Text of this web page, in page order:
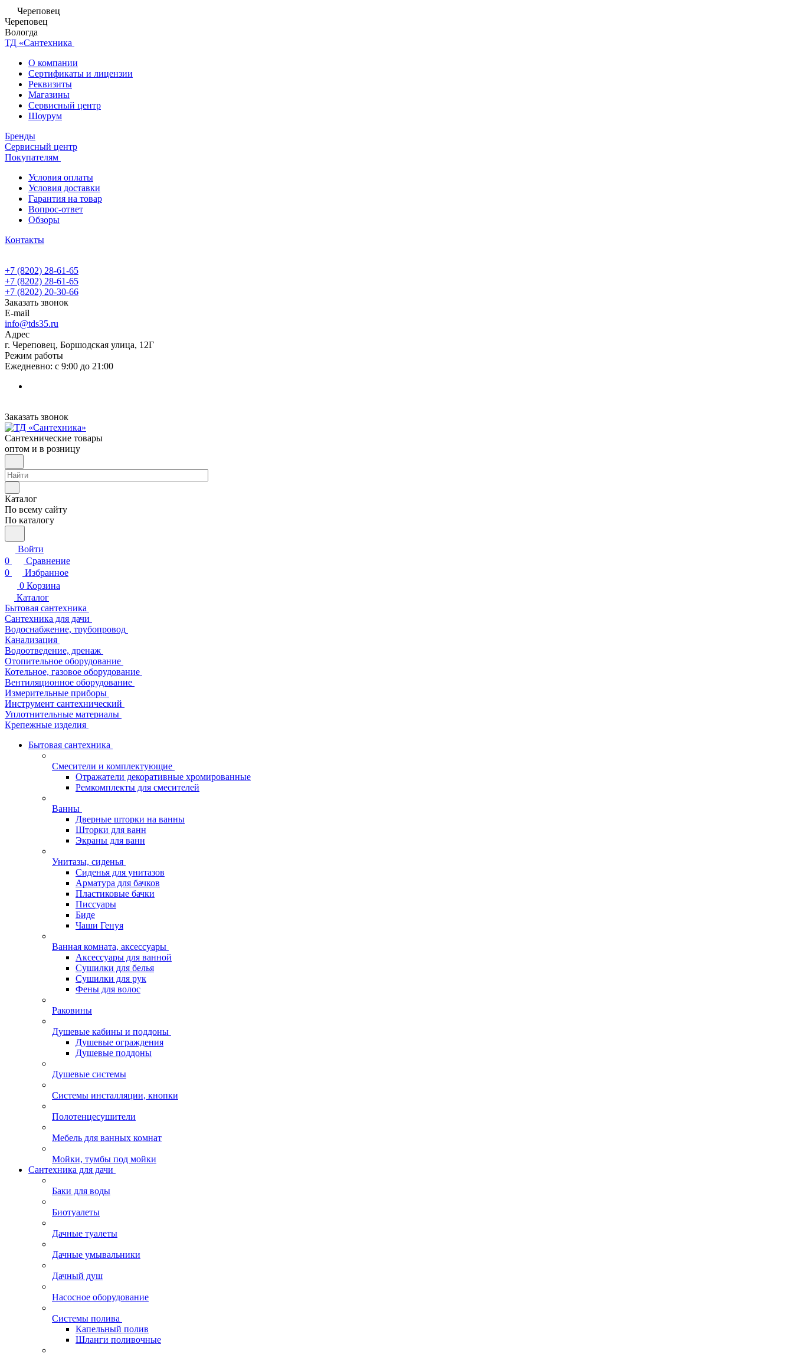
Череповец
Череповец
Вологда
ТД «Сантехника
О компании
Сертификаты и лицензии
Реквизиты
Магазины
Сервисный центр
Шоурум
Бренды
Сервисный центр
Покупателям
Условия оплаты
Условия доставки
Гарантия на товар
Вопрос-ответ
Обзоры
Контакты
+7 (8202) 28‑61-65
+7 (8202) 28‑61-65
+7 (8202) 20‑30-66
Заказать звонок
E-mail
info@tds35.ru
Адрес
г. Череповец, Боршодская улица, 12Г
Режим работы
Ежедневно: с 9:00 до 21:00
Заказать звонок
Сантехнические товары
оптом и в розницу
Каталог
По всему сайту
По каталогу
Войти
0
Сравнение
0
Избранное
0 Корзина
Каталог
Бытовая сантехника
Сантехника для дачи
Водоснабжение, трубопровод
Канализация
Водоотведение, дренаж
Отопительное оборудование
Котельное, газовое оборудование
Вентиляционное оборудование
Измерительные приборы
Инструмент сантехнический
Уплотнительные материалы
Крепежные изделия
Бытовая сантехника
Смесители и комплектующие
Отражатели декоративные хромированные
Ремкомплекты для смесителей
Ванны
Дверные шторки на ванны
Шторки для ванн
Экраны для ванн
Унитазы, сиденья
Сиденья для унитазов
Арматура для бачков
Пластиковые бачки
Писсуары
Биде
Чаши Генуя
Ванная комната, аксессуары
Аксессуары для ванной
Сушилки для белья
Сушилки для рук
Фены для волос
Раковины
Душевые кабины и поддоны
Душевые ограждения
Душевые поддоны
Душевые системы
Системы инсталляции, кнопки
Полотенцесушители
Мебель для ванных комнат
Мойки, тумбы под мойки
Сантехника для дачи
Баки для воды
Биотуалеты
Дачные туалеты
Дачные умывальники
Дачный душ
Насосное оборудование
Системы полива
Капельный полив
Шланги поливочные